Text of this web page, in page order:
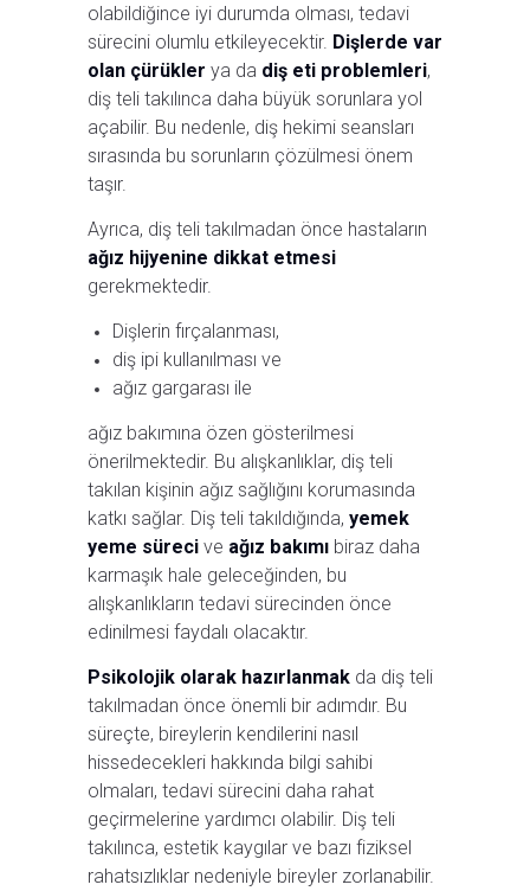
olabildiğince iyi durumda olması, tedavi
sürecini olumlu etkileyecektir. Dişlerde var
olan çürükler ya da diş eti problemleri,
diş teli takılınca daha büyük sorunlara yol
açabilir. Bu nedenle, diş hekimi seansları
sırasında bu sorunların çözülmesi önem
taşır.
Ayrıca, diş teli takılmadan önce hastaların
ağız hijyenine dikkat etmesi
gerekmektedir.
Dişlerin fırçalanması,
diş ipi kullanılması ve
ağız gargarası ile
ağız bakımına özen gösterilmesi
önerilmektedir. Bu alışkanlıklar, diş teli
takılan kişinin ağız sağlığını korumasında
katkı sağlar. Diş teli takıldığında, yemek
yeme süreci ve ağız bakımı biraz daha
karmaşık hale geleceğinden, bu
alışkanlıkların tedavi sürecinden önce
edinilmesi faydalı olacaktır.
Psikolojik olarak hazırlanmak da diş teli
takılmadan önce önemli bir adımdır. Bu
süreçte, bireylerin kendilerini nasıl
hissedecekleri hakkında bilgi sahibi
olmaları, tedavi sürecini daha rahat
geçirmelerine yardımcı olabilir. Diş teli
takılınca, estetik kaygılar ve bazı fiziksel
rahatsızlıklar nedeniyle bireyler zorlanabilir.